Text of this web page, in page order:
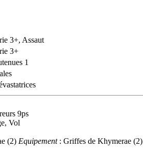
3+, Assaut
3+
1
9ps
Vol
(2) Equipement: Griffes de Khymerae (2)